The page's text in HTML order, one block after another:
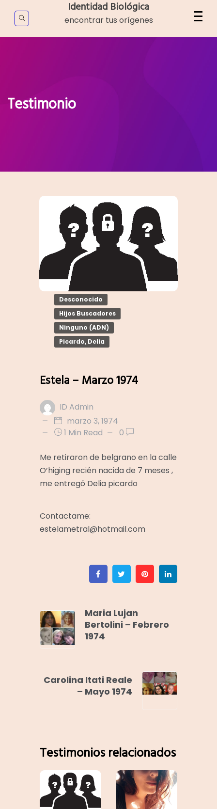
content
Identidad Biológica
encontrar tus orígenes
Testimonio
Desconocido
Hijos Buscadores
Ninguno (ADN)
Picardo, Delia
Estela – Marzo 1974
ID Admin
marzo 3, 1974
1 Min Read
0
Me retiraron de belgrano en la calle
O’higing recién nacida de 7 meses ,
me entregó Delia picardo
Contactame:
estelametral@hotmail.com
FacebookTwitter Pinterest
Maria Lujan
Bertolini – Febrero
1974
Carolina Itati Reale
– Mayo 1974
Testimonios relacionados